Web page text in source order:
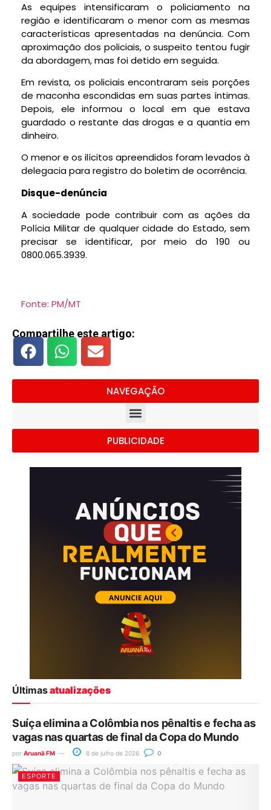
As equipes intensificaram o policiamento na
região e identificaram o menor com as mesmas
características apresentadas na denúncia. Com
aproximação dos policiais, o suspeito tentou fugir
da abordagem, mas foi detido em seguida.
Em revista, os policiais encontraram seis porções
de maconha escondidas em suas partes íntimas.
Depois, ele informou o local em que estava
guardado o restante das drogas e a quantia em
dinheiro.
O menor e os ilícitos apreendidos foram levados à
delegacia para registro do boletim de ocorrência.
Disque-denúncia
A sociedade pode contribuir com as ações da
Polícia Militar de qualquer cidade do Estado, sem
precisar se identificar, por meio do 190 ou
0800.065.3939.
Fonte: PM/MT
Compartilhe este artigo:
NAVEGAÇÃO
PUBLICIDADE
Últimasatualizações
Suíça elimina a Colômbia nos pênaltis e fecha as
vagas nas quartas de final da Copa do Mundo
por Aruanã FM 8 de julho de 2026 0
ESPORTE